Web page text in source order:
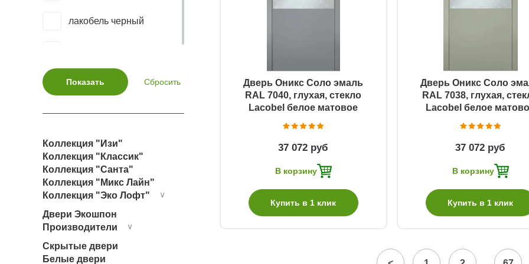
Тоскана Neo-631.221
Тоскана Neo-640.11
Тоскана-601.1
Тоскана-601.1 багет
Тоскана-601С.21
Тоскана-602.11
лакобель черный
триплекс белый
Коллекция "Изи"
Коллекция "Классик"
Коллекция "Санта"
Коллекция "Микс Лайн"
Коллекция "Эко Лофт"
∨
Двери Экошпон
Производители
∨
Скрытые двери
Белые двери
Дверь Оникс Соло эмаль
RAL 7040, глухая, стекло
Lacobel белое матовое
37 072 руб
В корзину
Купить в 1 клик
Дверь Оникс Соло
RAL 7038, глухая,
Lacobel белое
37 072 руб
В корзину
Купить в 1 клик